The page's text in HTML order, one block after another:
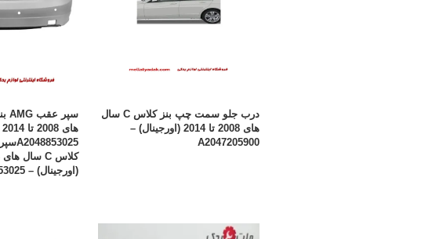
درب جلو سمت چپ بنز کلاس C سال
های 2008 تا 2014 (اورجینال) –
A2047205900
(اورجینال) – A2048853025